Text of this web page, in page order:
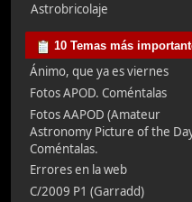
Astrobricolaje
10 Temas más
Ánimo, que ya es viernes
Fotos APOD. Coméntalas
Fotos AAPOD (Amateur
Astronomy Picture of the
Coméntalas.
Errores en la web
C/2009 P1 (Garradd)